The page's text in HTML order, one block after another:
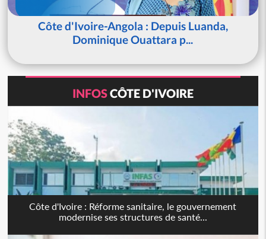
Côte d'Ivoire-Angola : Depuis Luanda,
Dominique Ouattara p...
INFOSCÔTE D'IVOIRE
Côte d'Ivoire : Réforme sanitaire, le gouvernement
modernise ses structures de santé...